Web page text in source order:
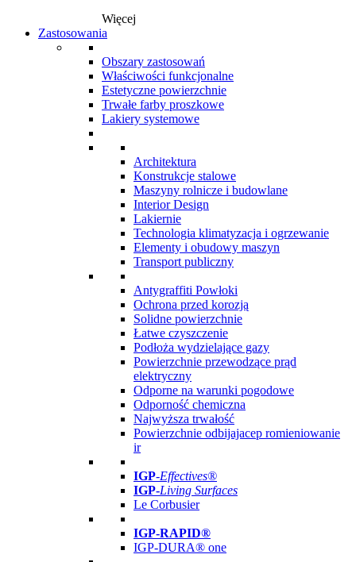
Więcej
Zastosowania
Obszary zastosowań
Właściwości funkcjonalne
Estetyczne powierzchnie
Trwałe farby proszkowe
Lakiery systemowe
Architektura
Konstrukcje stalowe
Maszyny rolnicze i budowlane
Interior Design
Lakiernie
Technologia klimatyzacja i ogrzewanie
Elementy i obudowy maszyn
Transport publiczny
Antygraffiti Powłoki
Ochrona przed korozją
Solidne powierzchnie
Łatwe czyszczenie
Podłoża wydzielające gazy
Powierzchnie przewodzące prąd
elektryczny
Odporne na warunki pogodowe
Odporność chemiczna
Najwyższa trwałość
Powierzchnie odbijajacep romieniowanie
ir
IGP-Effectives®
IGP-Living Surfaces
Le Corbusier
IGP-RAPID®
IGP-DURA® one